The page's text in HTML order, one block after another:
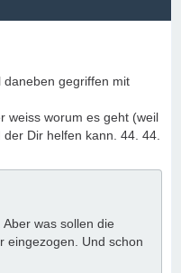
gegriffen mit
weiss worum es geht (weil
Dir helfen kann. 44. 44.
was sollen die
eingezogen. Und schon